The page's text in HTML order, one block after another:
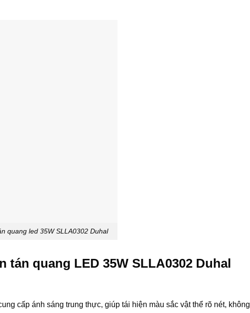
quang led 35W SLLA0302 Duhal
quang LED 35W SLLA0302 Duhal
cấp ánh sáng trung thực, giúp tái hiện màu sắc vật thể rõ nét, không